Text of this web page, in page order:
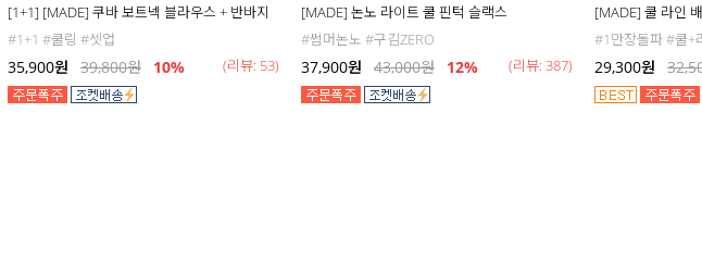
[1+1] [MADE] 쿠바 보트넥 블라우스 + 반바지
#1+1 #쿨링 #셋업
35,900원 39,800원 10% (리뷰: 53)
[MADE] 논노 라이트 쿨 핀턱 슬랙스
#썸머논노 #구김ZERO
37,900원 43,000원 12% (리뷰: 387)
[MADE] 쿨 라인
#1만장돌파 #쿨+
29,300원